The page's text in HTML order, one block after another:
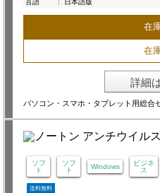
言語 : 日本語版
在
在
詳細
パソコン・スマホ・タブレット用総合
ソフ
ト
ソフ
ト
Windows
ビジネ
ス
送料無料